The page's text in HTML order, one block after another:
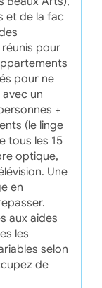
et de la fac
pour
pour ne
un
+
(le linge
tous les 15
optique,
Une
en
aux aides
les
selon
de